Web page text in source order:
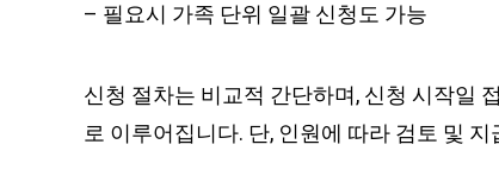
– 필요시 가족 단위 일괄 신청도 가능
신청 절차는 비교적 간단하며, 신청 시작
로 이루어집니다. 단, 인원에 따라 검토 및